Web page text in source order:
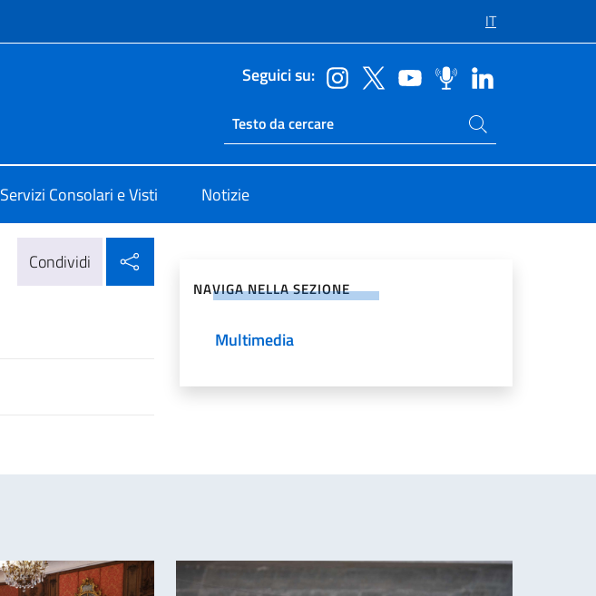
IT
Seguici su:
Ricerca sito live
Cerca nel sito
Servizi Consolari e Visti Notizie
Condividi
NAVIGA NELLA SEZIONE
Multimedia